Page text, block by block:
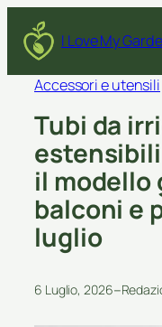
I Love My
Accessori e utensili
Tubi da
il modello
balconi e
luglio
6 Luglio, 2026–